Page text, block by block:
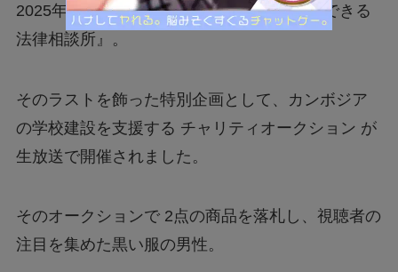
2025年に最終回を迎えた人気番組『行列のできる
法律相談所』。
そのラストを飾った特別企画として、カンボジア
の学校建設を支援する チャリティオークション が
生放送で開催されました。
そのオークションで 2点の商品を落札し、視聴者の
注目を集めた黒い服の男性。